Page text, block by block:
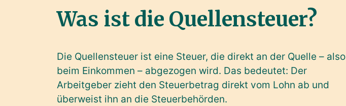
Was ist die Quellensteuer?
Die Quellensteuer ist eine Steuer, die direkt an der Quelle – also
beim Einkommen – abgezogen wird. Das bedeutet: Der
Arbeitgeber zieht den Steuerbetrag direkt vom Lohn ab und
überweist ihn an die Steuerbehörden.